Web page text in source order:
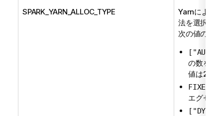
SPARK_YARN_ALLOC_TYPE
Yarnによる
法を選択し
次の値のい
の数を
値は2で
FIXED
エグゼキ